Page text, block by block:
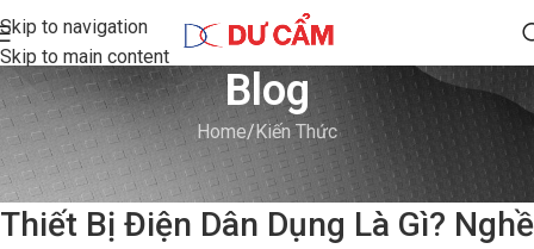
Skip to navigation
Skip to main content
Blog
Home Kiến Thức
KIẾN THỨC
Thiết Bị Điện Dân Dụng Là Gì? Nghề